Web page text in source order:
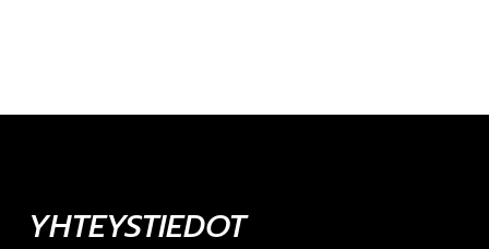
YHTEYSTIEDOT